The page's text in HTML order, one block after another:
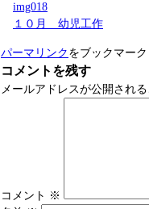
img018
１０月 幼児工作
パーマリンク をブックマーク
コメントを残す
メールアドレスが公開される
コメント ※